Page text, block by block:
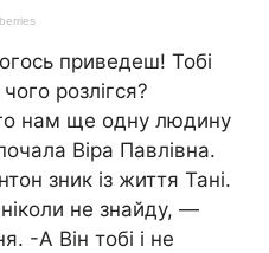
приведеш! Тобі
розлігся?
нам ще одну людину
Віра Павлівна.
зник із життя Тані.
не знайду, —
-А Він тобі і не